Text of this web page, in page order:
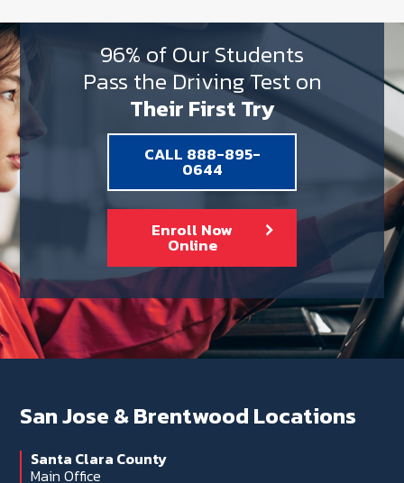
96% of Our Students
Pass the Driving Test on
Their First Try
CALL 888-895-
0644
Enroll Now
Online
San Jose & Brentwood Locations
Santa Clara County
Main Office